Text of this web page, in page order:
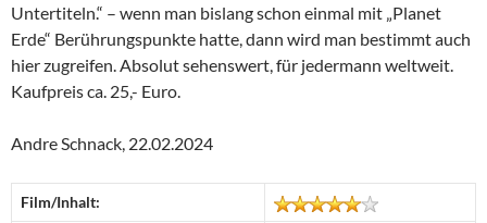
Untertiteln.“ – wenn man bislang schon einmal mit „Planet
Erde“ Berührungspunkte hatte, dann wird man bestimmt auch
hier zugreifen. Absolut sehenswert, für jedermann weltweit.
Kaufpreis ca. 25,- Euro.
Andre Schnack, 22.02.2024
Film/Inhalt: